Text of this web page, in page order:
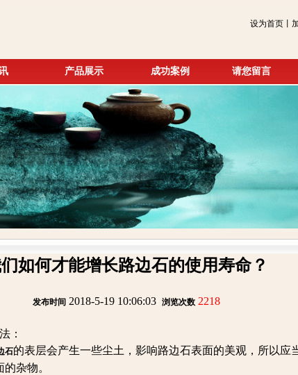
设为首页丨
产品展示 成功案例 请您留言
如何才能增长路边石的使用寿命？
发布时间 2018-5-19 10:06:03: 浏览次数: 2218
：
石的表层会产生一些尘土，影响路边石表面的美观，所以应
杂物。